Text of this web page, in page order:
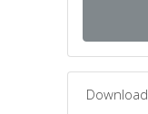
Download